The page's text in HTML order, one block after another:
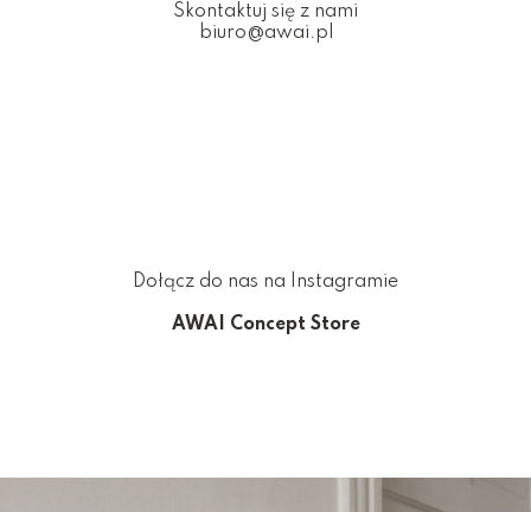
Skontaktuj się z nami
biuro@awai.pl
Dołącz do nas na Instagramie
AWAI Concept Store